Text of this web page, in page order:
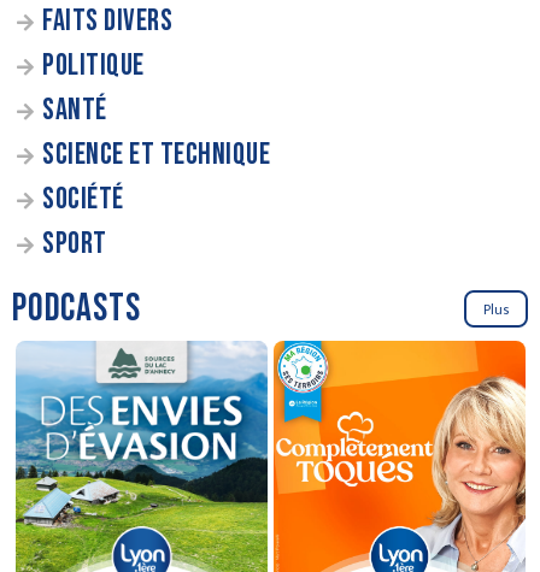
FAITS DIVERS
POLITIQUE
SANTÉ
SCIENCE ET TECHNIQUE
SOCIÉTÉ
SPORT
PODCASTS Plus